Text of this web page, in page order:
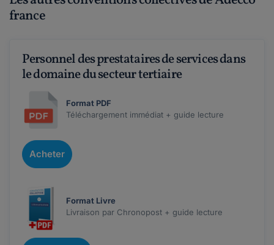
france
Personnel des prestataires de services dans
le domaine du secteur tertiaire
Format PDF
Téléchargement immédiat + guide lecture
Acheter
Format Livre
Livraison par Chronopost + guide lecture